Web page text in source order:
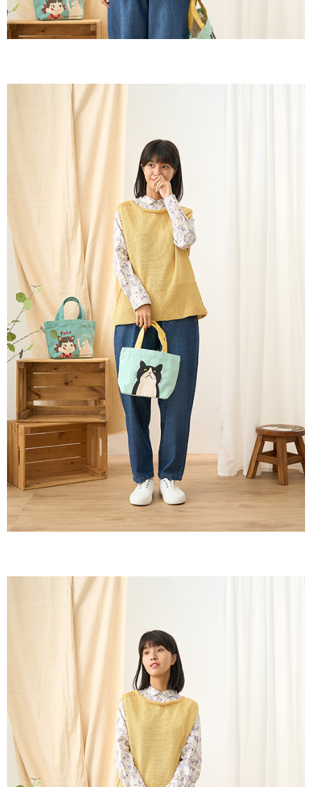
１．透過由恩沛科技股份有限公司提供之「AFTEE先享後付」服務完成之交
易，需依本服務之必要範圍內提供個人資料，並將交易相關給付款項請求債
權轉讓予恩沛科技股份有限公司。
４．使用「AFTEE先享後付」時，將依據個別帳號之用戶狀況，依本公司即
時審查核予不同之上限額度；若仍有額度不足之情形，本公司將視審查結果
請求用戶進行身份認證。
５．嚴禁一人註冊多個帳號或使用他人資訊註冊。若發現惡意使用之情形，
恩沛科技股份有限公司將有權停止該用戶之使用額度並採取法律行動。
每筆NT$100，滿NT$2,000(含以上)免運費
黑貓宅急便(包裹尺寸90cm以下)